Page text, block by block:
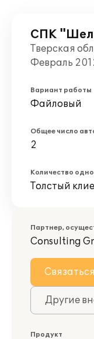
СПК
Тверская
Февраль
Вариант работы
Файловый
Общее число
2
Количество
Толстый
Партнер,
Consulting
Связаться
Другие
Продукт